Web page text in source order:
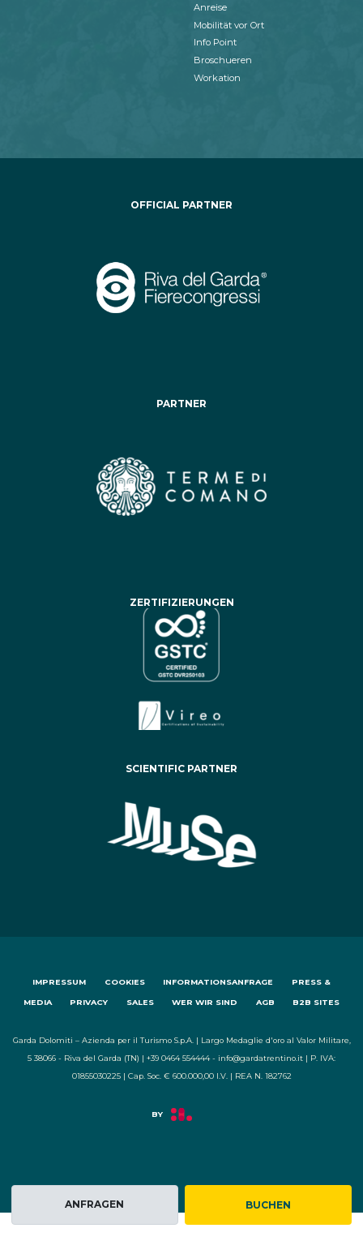
ANFRAGEN BUCHEN
Anreise
Mobilität vor Ort
Info Point
Broschueren
Workation
OFFICIAL PARTNER
PARTNER
ZERTIFIZIERUNGEN
SCIENTIFIC PARTNER
IMPRESSUM COOKIES INFORMATIONSANFRAGE PRESS &
MEDIA PRIVACY SALES WER WIR SIND AGB B2B SITES
Garda Dolomiti – Azienda per il Turismo S.p.A. | Largo Medaglie d'oro al Valor Militare,
5 38066 - Riva del Garda (TN) | +39 0464 554444 - info@gardatrentino.it | P. IVA:
01855030225 | Cap. Soc. € 600.000,00 I.V. | REA N. 182762